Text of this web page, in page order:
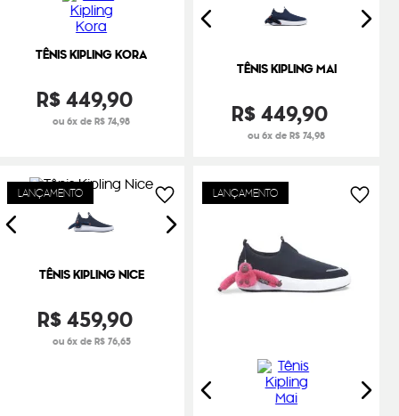
TÊNIS KIPLING KORA
R$449,90
ou 6x de R$ 74,98
TÊNIS KIPLING MAI
R$449,90
ou 6x de R$ 74,98
LANÇAMENTO
TÊNIS KIPLING NICE
R$459,90
ou 6x de R$ 76,65
LANÇAMENTO